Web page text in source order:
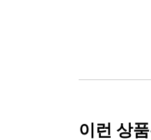
이런 상